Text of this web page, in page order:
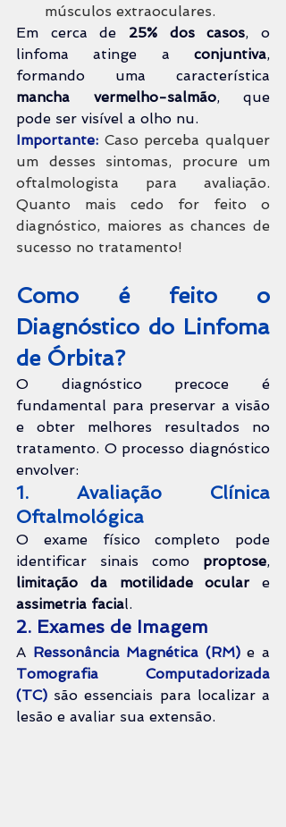
músculos extraoculares.
Em cerca de 25% dos casos, o
linfoma atinge a conjuntiva,
mancha vermelho-salmão, que
pode ser visível a olho nu.
Importante: Caso perceba qualquer
um desses sintomas, procure um
oftalmologista para avaliação.
Quanto mais cedo for feito o
diagnóstico, maiores as chances de
sucesso no tratamento!
Como é feito o
Diagnóstico do Linfoma
de Órbita?
O diagnóstico precoce é
fundamental para preservar a visão
e obter melhores resultados no
tratamento. O processo diagnóstico
envolver:
1. Avaliação Clínica
Oftalmológica
O exame físico completo pode
identificar sinais como proptose
limitação da motilidade ocular
assimetria facial.
2. Exames de Imagem
A Ressonância Magnética (RM)
Tomografia Computadorizada
(TC) são essenciais para localizar a
lesão e avaliar sua extensão.